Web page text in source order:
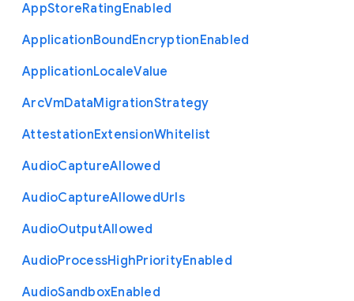
AppStoreRatingEnabled
ApplicationBoundEncryptionEnabled
ApplicationLocaleValue
ArcVmDataMigrationStrategy
AttestationExtensionWhitelist
AudioCaptureAllowed
AudioCaptureAllowedUrls
AudioOutputAllowed
AudioProcessHighPriorityEnabled
AudioSandboxEnabled